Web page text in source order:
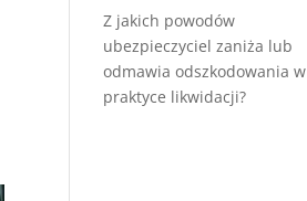
Z jakich powodów
ubezpieczyciel zaniża lub
odmawia odszkodowania w
praktyce likwidacji?